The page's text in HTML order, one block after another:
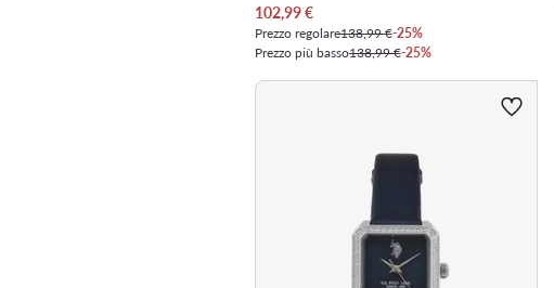
Prezzo attuale
102,99€
Prezzo regolare138,99 €-25%
Prezzo più basso138,99 €-25%